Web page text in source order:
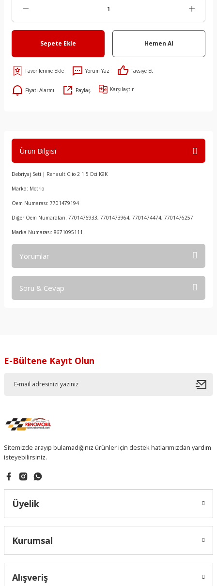
Sepete Ekle Hemen Al
Yorum Yaz Tavsiye Et
Fiyatı Alarmı Paylaş Karşılaştır
Ürün Bilgisi
Debriyaj Seti | Renault Clio 2 1.5 Dci K9K
Marka: Motrio
Oem Numarası: 7701479194
Diğer Oem Numaraları: 7701476933, 7701473964, 7701474474, 7701476257
Marka Numarası: 8671095111
Yorumlar
Soru & Cevap
E-Bültene Kayıt Olun
Sitemizde arayıp bulamadığınız ürünler için destek hatlarımızdan yardım
isteyebilirsiniz.
Üyelik
Kurumsal
Alışveriş